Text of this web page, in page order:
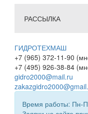
РАССЫЛКА
ГИДРОТЕХМАШ
+7 (965) 372-11-90
+7 (495) 926-38-84
gidro2000@mail.ru
Время работы: Пн-